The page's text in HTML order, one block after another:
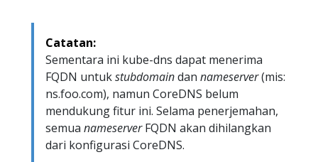
Catatan:
Sementara ini kube-dns dapat menerima
FQDN untukstubdomaindan nameserver(mis:
ns.foo.com), namun CoreDNS belum
mendukung fitur ini. Selama penerjemahan,
semua nameserverFQDN akan dihilangkan
dari konfigurasi CoreDNS.